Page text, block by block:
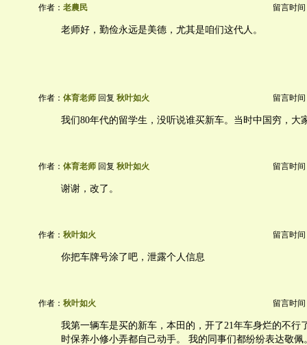
作者： 老農民 留言时间
老师好，勤俭永远是美德，尤其是咱们这代人。
作者： 体育老师 回复 秋叶如火 留言时间
我们80年代的留学生，没听说谁买新车。当时中国穷，大
作者： 体育老师 回复 秋叶如火 留言时间
谢谢，改了。
作者： 秋叶如火 留言时间
你把车牌号涂了吧，泄露个人信息
作者： 秋叶如火 留言时间
我第一辆车是买的新车，本田的，开了21年车身烂的不行
时保养小修小弄都自己动手。 我的同事们都纷纷表达敬